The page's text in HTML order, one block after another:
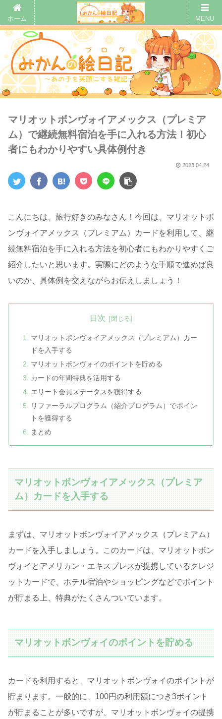
マリオットボンヴォイアメックス（プレミア
ム）で継続無料宿泊を手に入れる方法！初心
者にもわかりやすい具体例付き
2023.04.24
こんにちは、旅行好きのみなさん！今回は、マリオットボ
ンヴォイアメックス（プレミアム）カードを利用して、継
続無料宿泊を手に入れる方法を初心者にもわかりやすくご
紹介したいと思います。実際にどのような手順で進めば良
いのか、具体例を交えながらお伝えしましょう！
目次
マリオットボンヴォイアメックス（プレミアム）カー
ドを入手する
マリオットボンヴォイのポイントを貯める
カードの年間特典を活用する
エリート会員ステータスを獲得する
リファーラルプログラム（紹介プログラム）でポイン
トを獲得する
まとめ
マリオットボンヴォイアメックス（プレミア
ム）カードを入手する
まずは、マリオットボンヴォイアメックス（プレミアム）
カードを入手しましょう。このカードは、マリオットボン
ヴォイとアメリカン・エキスプレスが提携しているクレジ
ットカードで、ホテル宿泊やショッピングなどでポイント
が貯まる上、特典がたくさんついています。
マリオットボンヴォイのポイントを貯める
カードを利用すると、マリオットボンヴォイのポイントが
貯まります。一般的に、100円の利用額につき3ポイント
が貯まることが多いですが、マリオットボンヴォイの提携
ホーム MENU